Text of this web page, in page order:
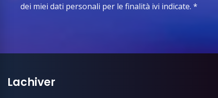
dei miei dati personali per le finalità ivi indicate. *
Lachiver